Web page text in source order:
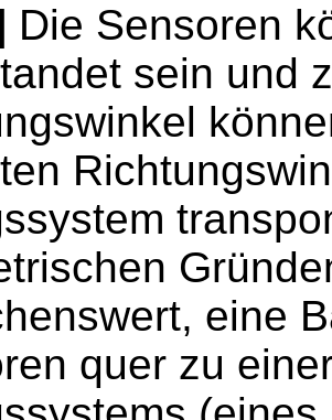
Die Sensoren
sein und
eine
quer zu